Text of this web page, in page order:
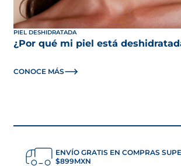
PIEL DESHIDRATADA
¿Por qué mi piel está
CONOCE MÁS
ENVÍO GRATIS EN COMPRAS
$899MXN